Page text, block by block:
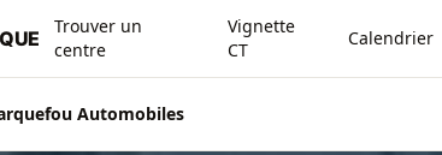
Trouver un
centre
Vignette
CT
Calendrier
Automobiles